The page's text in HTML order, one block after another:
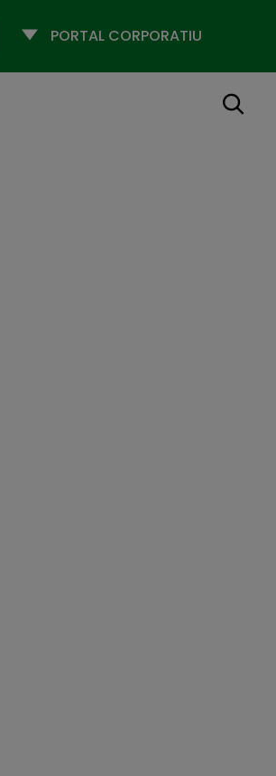
Selecciona
Cerca